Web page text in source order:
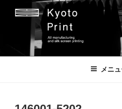
京都プリント
京都市のオリジナルプリント会社
メニ